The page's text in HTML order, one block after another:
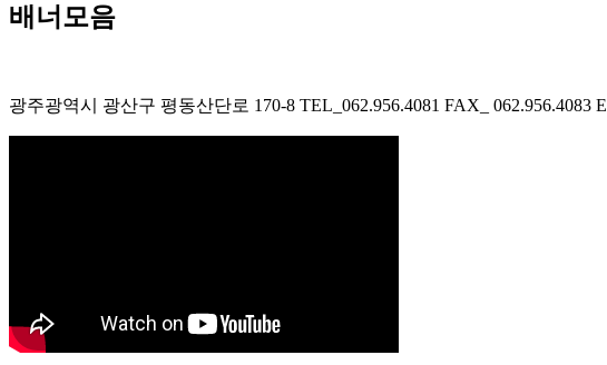
배너모음​
광주광역시 광산구 평동산단로 170-8 TEL_062.956.4081 FAX_ 062.956.4083